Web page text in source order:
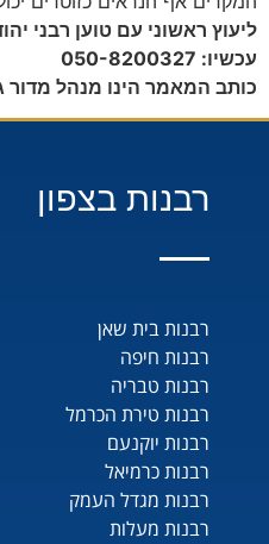
ליעוץ ראשוני עם טוען רבני
עכשיו: 050-8200327
כותב המאמר הינו מנהל מדור
רבנות בצפון
רבנות בית שאן
רבנות חיפה
רבנות טבריה
רבנות טירת הכרמל
רבנות יוקנעם
רבנות כרמיאל
רבנות מגדל העמק
רבנות מעלות